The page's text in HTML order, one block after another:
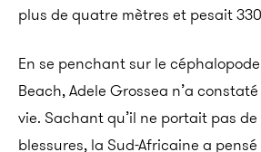
plus de quatre mètres et pesait
En se penchant sur le
Beach, Adele Grossea n’a
vie. Sachant qu’il ne portait pas
blessures, la Sud-Africaine a